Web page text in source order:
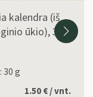
kalendra (iš
ūkio), 30
30 g
1.50 € / vnt.